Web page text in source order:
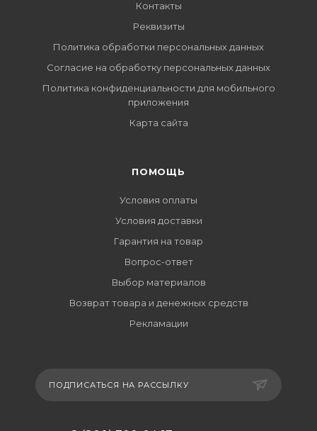
Контакты
Реквизиты
Политика обработки персональных данных
Согласие на обработку персональных данных
Политика конфиденциальности для мобильного
приложения
Карта сайта
ПОМОЩЬ
Условия оплаты
Условия доставки
Гарантия на товар
Вопрос-ответ
Выбор материалов
Возврат товара и денежных средств
Рекламации
ПОДПИСАТЬСЯ НА РАССЫЛКУ